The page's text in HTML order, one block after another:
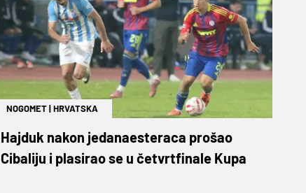
NOGOMET|HRVATSKA
Hajduk nakon jedanaesteraca prošao
Cibaliju i plasirao se u četvrtfinale Kupa